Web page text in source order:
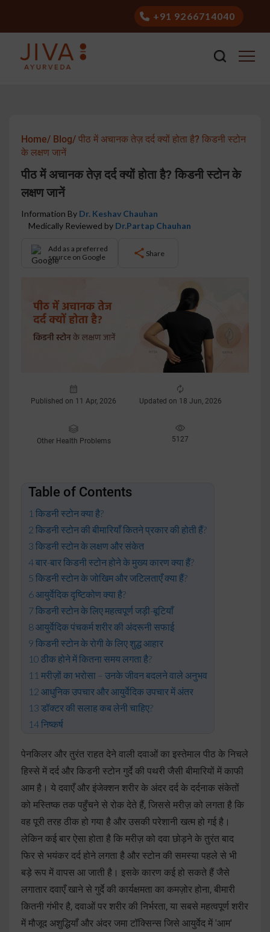
+91 9266714040
Home/ Blog/ पीठ में अचानक तेज़ दर्द क्यों होता है? किडनी स्टोन
के लक्षण जानें
पीठ में अचानक तेज़ दर्द क्यों होता है? किडनी स्टोन के
लक्षण जानें
Information By Dr. Keshav Chauhan
Medically Reviewed by Dr.Partap Chauhan
Add as a preferred
source on Google
Share
Published on 11 Apr, 2026 Updated on 18 Jun, 2026
Other Health Problems 5127
Table of Contents
किडनी स्टोन क्या है?
किडनी स्टोन की बीमारियाँ कितने प्रकार की होती हैं?
किडनी स्टोन के लक्षण और संकेत
बार-बार किडनी स्टोन होने के मुख्य कारण क्या हैं?
किडनी स्टोन के जोखिम और जटिलताएँ क्या हैं?
आयुर्वेदिक दृष्टिकोण क्या है?
किडनी स्टोन के लिए महत्वपूर्ण जड़ी-बूटियाँ
आयुर्वेदिक पंचकर्म शरीर की अंदरूनी सफाई
किडनी स्टोन के रोगी के लिए शुद्ध आहार
ठीक होने में कितना समय लगता है?
मरीज़ों का भरोसा – उनके जीवन बदलने वाले अनुभव
आधुनिक उपचार और आयुर्वेदिक उपचार में अंतर
डॉक्टर की सलाह कब लेनी चाहिए?
निष्कर्ष
पेनकिलर और तुरंत राहत देने वाली दवाओं का इस्तेमाल पीठ के निचले
हिस्से में दर्द और किडनी स्टोन गुर्दे की पथरी जैसी बीमारियों में काफी
आम है। ये दवाएँ और इंजेक्शन शरीर के अंदर दर्द के दर्दनाक संकेतों
को मस्तिष्क तक पहुँचने से रोक देते हैं, जिससे मरीज़ को लगता है कि
वह पूरी तरह ठीक हो गया है और उसकी परेशानी खत्म हो गई है।
लेकिन कई बार ऐसा होता है कि मरीज़ को दवा छोड़ने के तुरंत बाद
फिर से भयंकर दर्द होने लगता है और स्टोन की समस्या पहले से भी
बड़े रूप में वापस आ जाती है। इसके कारण कई हो सकते हैं जैसे
लगातार दवाएँ खाने से गुर्दे की कार्यक्षमता का कमज़ोर होना, बीमारी
कितनी गंभीर है, दवाओं पर शरीर की निर्भरता, या सबसे महत्वपूर्ण शरीर
में मौजूद अशुद्धियाँ और अंदर जमा टॉक्सिन्स जिसे आयुर्वेद में 'आम'